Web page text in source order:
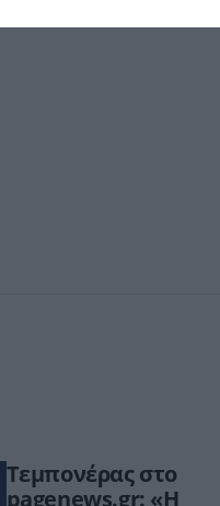
Τεμπονέρας στο
pagenews.gr: «Η